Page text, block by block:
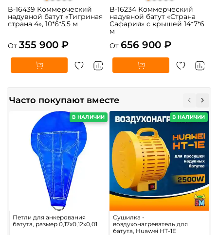
B-16439 Коммерческий
надувной батут «Тигриная
страна 4», 10*6*5,5 м
От 355 900 ₽
B-16234 Коммерческий
надувной батут «Страна
Сафария» с крышей 14*7*6
м
От 656 900 ₽
Часто покупают вместе
В НАЛИЧИИ
Петли для анкерования
батута, размер 0,17x0,12x0,01
В НАЛИЧИИ
Сушилка -
воздухонагреватель для
батута, Huawei HT-1E